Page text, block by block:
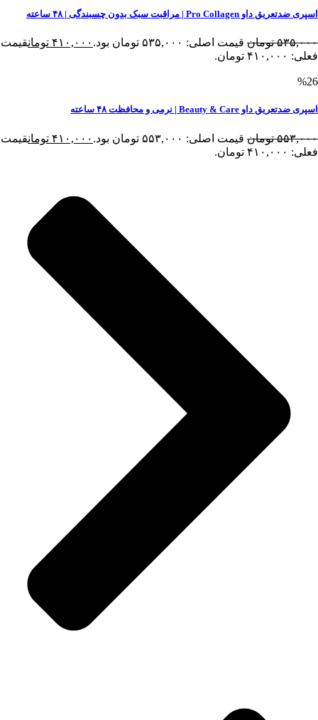
اسپری ضدتعریق داو Pro Collagen | مراقبت سبک بدون چسبندگی | ۴۸ ساعته
۵۳۵,۰۰۰ تومان قیمت اصلی: ۵۳۵,۰۰۰ تومان بود. ۴۱۰,۰۰۰ تومانقیمت
فعلی: ۴۱۰,۰۰۰ تومان.
%26
اسپری ضدتعریق داو Beauty & Care | نرمی و محافظت ۴۸ ساعته
۵۵۳,۰۰۰ تومان قیمت اصلی: ۵۵۳,۰۰۰ تومان بود. ۴۱۰,۰۰۰ تومانقیمت
فعلی: ۴۱۰,۰۰۰ تومان.